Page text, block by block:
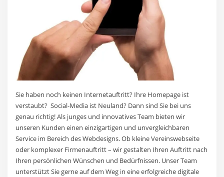
Sie haben noch keinen Internetauftritt? Ihre Homepage ist
verstaubt? Social-Media ist Neuland? Dann sind Sie bei uns
genau richtig! Als junges und innovatives Team bieten wir
unseren Kunden einen einzigartigen und unvergleichbaren
Service im Bereich des Webdesigns. Ob kleine Vereinswebseite
oder komplexer Firmenauftritt – wir gestalten Ihren Auftritt nach
Ihren persönlichen Wünschen und Bedürfnissen. Unser Team
unterstützt Sie gerne auf dem Weg in eine erfolgreiche digitale